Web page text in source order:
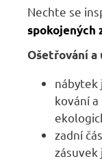
Nechte se
spokojených
Ošetřování a
nábytek
kování
zadní
zásuvek